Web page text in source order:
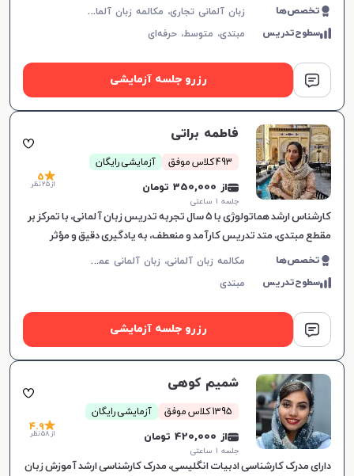
تخصص‌ها ز
بان آلمانی تجاری، مکالمه زبان آلمانی، زبان آلمانی عمومی، زبان آلمانی کودکان، Goethe
سطوح‌تدریس مبتدی، متوسط،حرفه‌ای
رزرو جلسه آزمایشی
فاطمه براتی
493 کلاس موفق آزمایشی رایگان
از 350,000 تومان
جلسه ۱ ساعتی
5
از 25 نظر
کارشناس ارشد هماتولوژی با ۵ سال تجربه تدریس زبان آلمانی، با تمرکز بر
مقطع مبتدی، متد تدریس کارآمد و منعطف، به یادگیری دقیق و مؤثر
زبان‌آموزان کمک می‌کند.
تخصص‌ها م
کالمه زبان آلمانی، زبان آلمانی عمومی
سطوح‌تدریس مبتدی
رزرو جلسه آزمایشی
شمیم کوهی
1395 کلاس موفق آزمایشی رایگان
از 420,000 تومان
جلسه ۱ ساعتی
4.9
از 58 نظر
دارای مدرک کارشناسی ادبیات انگلیسی، مدرک کارشناسی ارشد آموزش زبان